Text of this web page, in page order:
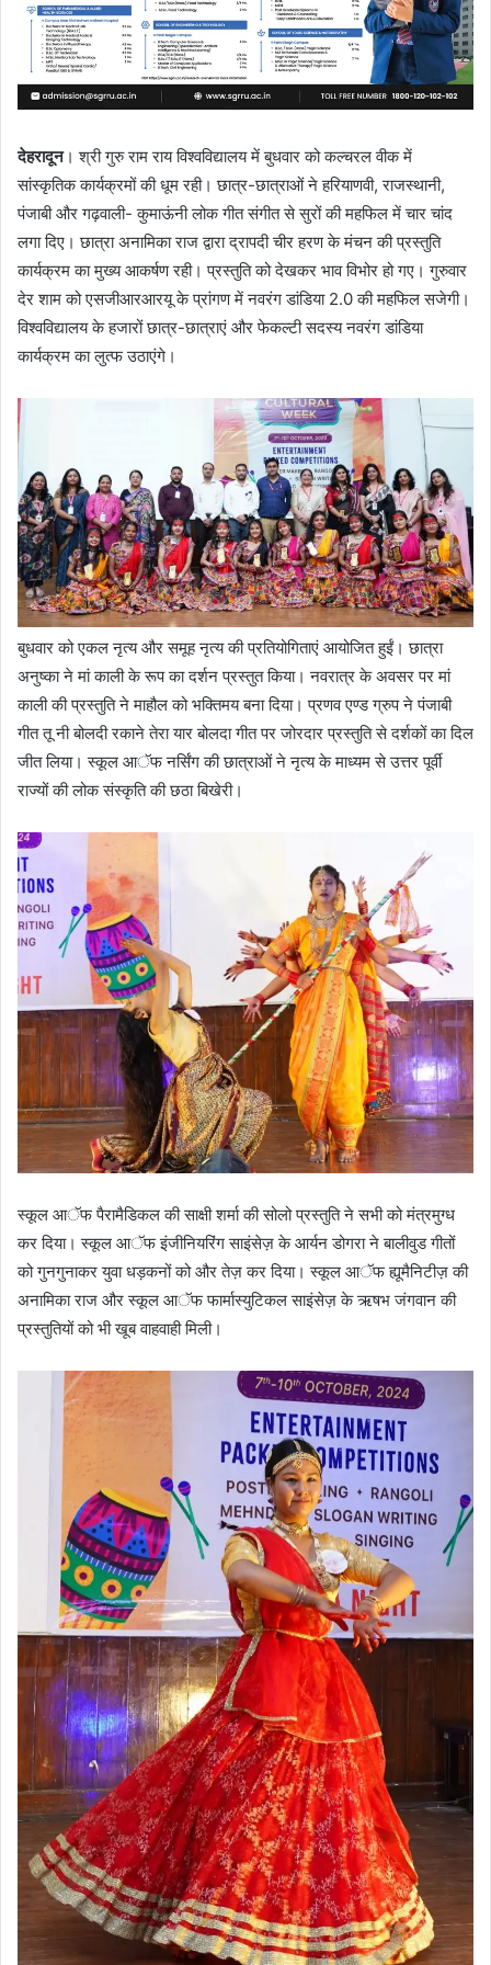
देहरादून। श्री गुरु राम राय विश्वविद्यालय में बुधवार को कल्चरल वीक में
सांस्कृतिक कार्यक्रमों की धूम रही। छात्र-छात्राओं ने हरियाणवी, राजस्थानी,
पंजाबी और गढ़वाली- कुमाऊंनी लोक गीत संगीत से सुरों की महफिल में चार चांद
लगा दिए। छात्रा अनामिका राज द्वारा द्रापदी चीर हरण के मंचन की प्रस्तुति
कार्यक्रम का मुख्य आकर्षण रही। प्रस्तुति को देखकर भाव विभोर हो गए। गुरुवार
देर शाम को एसजीआरआरयू के प्रांगण में नवरंग डांडिया 2.0 की महफिल सजेगी।
विश्वविद्यालय के हजारों छात्र-छात्राएं और फेकल्टी सदस्य नवरंग डांडिया
कार्यक्रम का लुत्फ उठाएंगे।
बुधवार को एकल नृत्य और समूह नृत्य की प्रतियोगिताएं आयोजित हुईं। छात्रा
अनुष्का ने मां काली के रूप का दर्शन प्रस्तुत किया। नवरात्र के अवसर पर मां
काली की प्रस्तुति ने माहौल को भक्तिमय बना दिया। प्रणव एण्ड ग्रुप ने पंजाबी
गीत तू नी बोलदी रकाने तेरा यार बोलदा गीत पर जोरदार प्रस्तुति से दर्शकों का दिल
जीत लिया। स्कूल आॅफ नर्सिंग की छात्राओं ने नृत्य के माध्यम से उत्तर पूर्वी
राज्यों की लोक संस्कृति की छठा बिखेरी।
स्कूल आॅफ पैरामैडिकल की साक्षी शर्मा की सोलो प्रस्तुति ने सभी को मंत्रमुग्ध
कर दिया। स्कूल आॅफ इंजीनियरिंग साइंसेज़ के आर्यन डोगरा ने बालीवुड गीतों
को गुनगुनाकर युवा धड़कनों को और तेज़ कर दिया। स्कूल आॅफ ह्यूमैनिटीज़ की
अनामिका राज और स्कूल आॅफ फार्मास्युटिकल साइंसेज़ के ऋषभ जंगवान की
प्रस्तुतियों को भी खूब वाहवाही मिली।